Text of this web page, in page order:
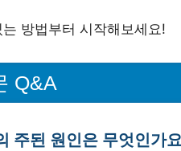
방법부터 시작해보세요!
Q&A
주된 원인은 무엇인가